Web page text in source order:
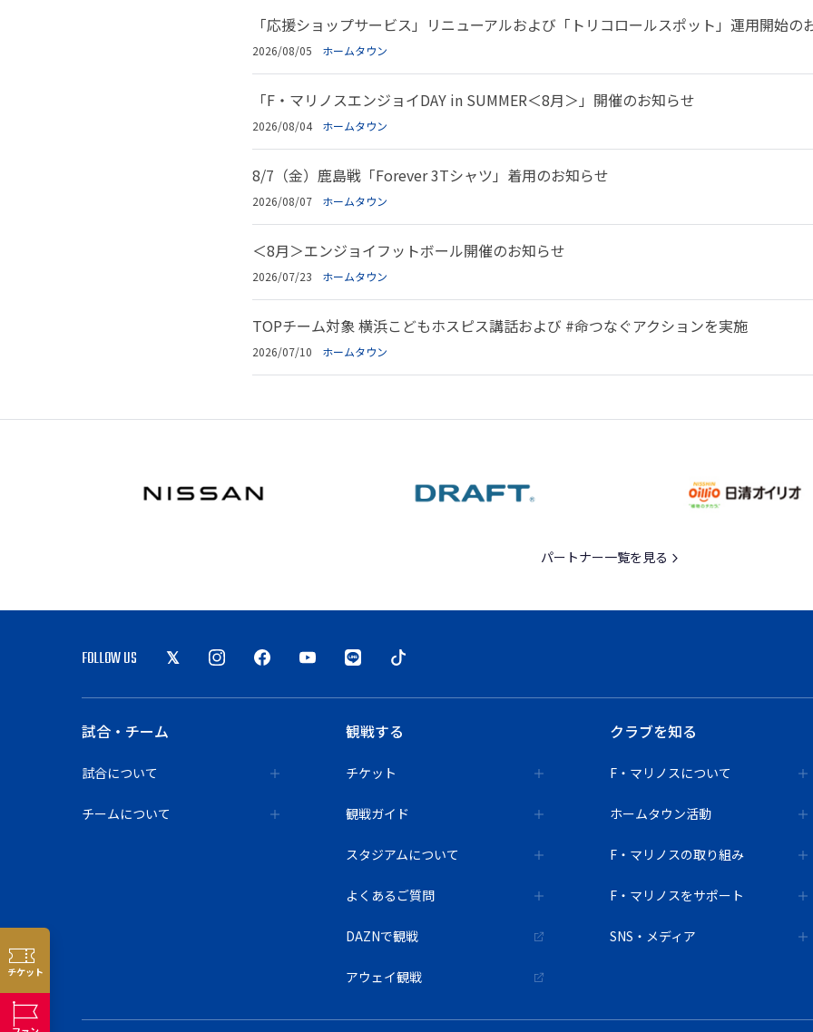
チケット
「応援ショップサービス」リニューアルおよび「トリコロールスポット」運用開始の
2026/08/05 ホームタウン
「F・マリノスエンジョイDAY in SUMMER＜8月＞」開催のお知らせ
2026/08/04 ホームタウン
8/7（金）鹿島戦「Forever 3Tシャツ」着用のお知らせ
2026/08/07 ホームタウン
＜8月＞エンジョイフットボール開催のお知らせ
2026/07/23 ホームタウン
TOPチーム対象 横浜こどもホスピス講話および #命つなぐアクションを実施
2026/07/10 ホームタウン
パートナー一覧を見る
FOLLOW US
試合・チーム
試合について
チームについて
観戦する
チケット
観戦ガイド
スタジアムについて
よくあるご質問
DAZNで観戦
アウェイ観戦
クラブを知る
F・マリノスについて
ホームタウン活動
F・マリノスの取り組み
F・マリノスをサポート
SNS・メディア